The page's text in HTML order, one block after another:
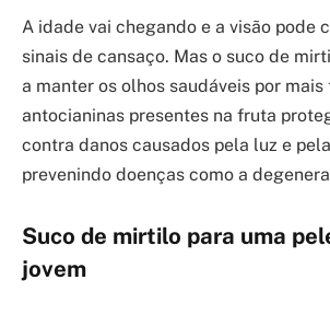
A idade vai chegando e a visão pode
sinais de cansaço. Mas o suco de
a manter os olhos saudáveis por mais
antocianinas presentes na fruta
contra danos causados pela luz e
prevenindo doenças como a
Suco de mirtilo para uma
jovem